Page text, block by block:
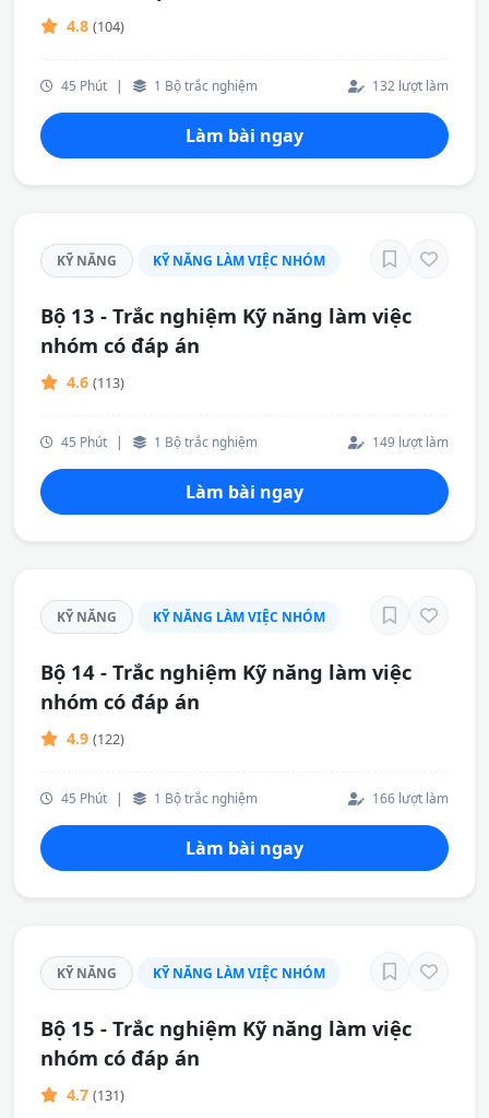
4.8 (104)
45 Phút | 1 Bộ trắc nghiệm 132 lượt làm
Làm bài ngay
KỸ NĂNG KỸ NĂNG LÀM VIỆC NHÓM
Bộ 13 - Trắc nghiệm Kỹ năng làm việc
nhóm có đáp án
4.6 (113)
45 Phút | 1 Bộ trắc nghiệm 149 lượt làm
Làm bài ngay
KỸ NĂNG KỸ NĂNG LÀM VIỆC NHÓM
Bộ 14 - Trắc nghiệm Kỹ năng làm việc
nhóm có đáp án
4.9 (122)
45 Phút | 1 Bộ trắc nghiệm 166 lượt làm
Làm bài ngay
KỸ NĂNG KỸ NĂNG LÀM VIỆC NHÓM
Bộ 15 - Trắc nghiệm Kỹ năng làm việc
nhóm có đáp án
4.7 (131)